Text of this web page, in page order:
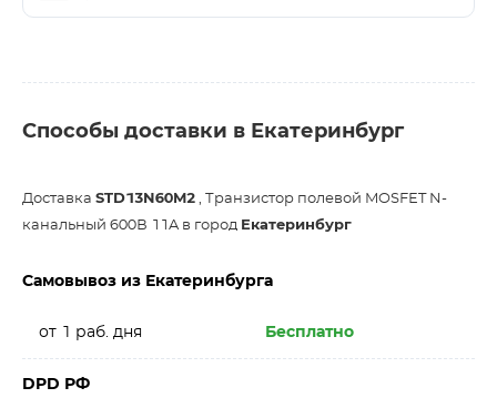
Способы доставки в Екатеринбург
Доставка STD13N60M2 , Транзистор полевой MOSFET N-
канальный 600В 11A в город Екатеринбург
Самовывоз из Екатеринбурга
от 1 раб. дня Бесплатно
DPD РФ